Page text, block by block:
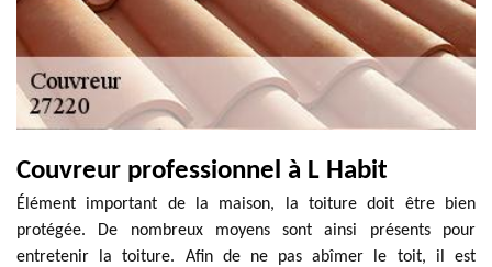
Couvreur professionnel à L Habit
Élément important de la maison, la toiture doit être bien
protégée. De nombreux moyens sont ainsi présents pour
entretenir la toiture. Afin de ne pas abîmer le toit, il est